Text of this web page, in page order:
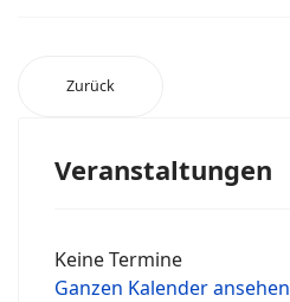
Zurück
Veranstaltungen
Keine Termine
Ganzen Kalender ansehen